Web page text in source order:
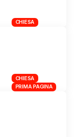
CHIESA
CHIESA
PRIMA PAGINA